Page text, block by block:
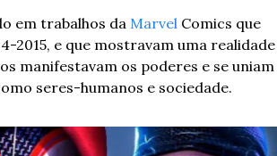
em trabalhos da Marvel Comics que
2015, e que mostravam uma realidade
manifestavam os poderes e se uniam
seres-humanos e sociedade.